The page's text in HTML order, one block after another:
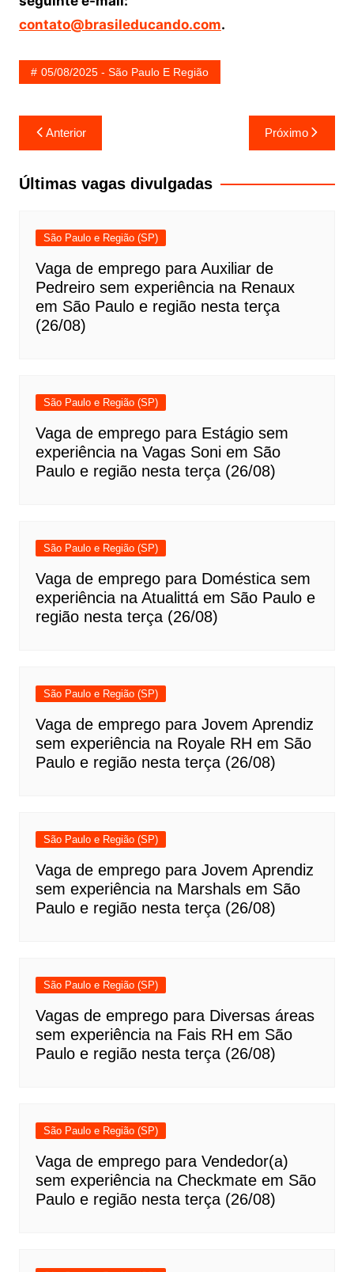
contato@brasileducando.com.
05/08/2025 - São Paulo E Região
Navegação
de
Post
Anterior Próximo
Últimas vagas divulgadas
São Paulo e Região (SP)
Vaga de emprego para Auxiliar de
Pedreiro sem experiência na Renaux
em São Paulo e região nesta terça
(26/08)
São Paulo e Região (SP)
Vaga de emprego para Estágio sem
experiência na Vagas Soni em São
Paulo e região nesta terça (26/08)
São Paulo e Região (SP)
Vaga de emprego para Doméstica sem
experiência na Atualittá em São Paulo e
região nesta terça (26/08)
São Paulo e Região (SP)
Vaga de emprego para Jovem Aprendiz
sem experiência na Royale RH em São
Paulo e região nesta terça (26/08)
São Paulo e Região (SP)
Vaga de emprego para Jovem Aprendiz
sem experiência na Marshals em São
Paulo e região nesta terça (26/08)
São Paulo e Região (SP)
Vagas de emprego para Diversas áreas
sem experiência na Fais RH em São
Paulo e região nesta terça (26/08)
São Paulo e Região (SP)
Vaga de emprego para Vendedor(a)
sem experiência na Checkmate em São
Paulo e região nesta terça (26/08)